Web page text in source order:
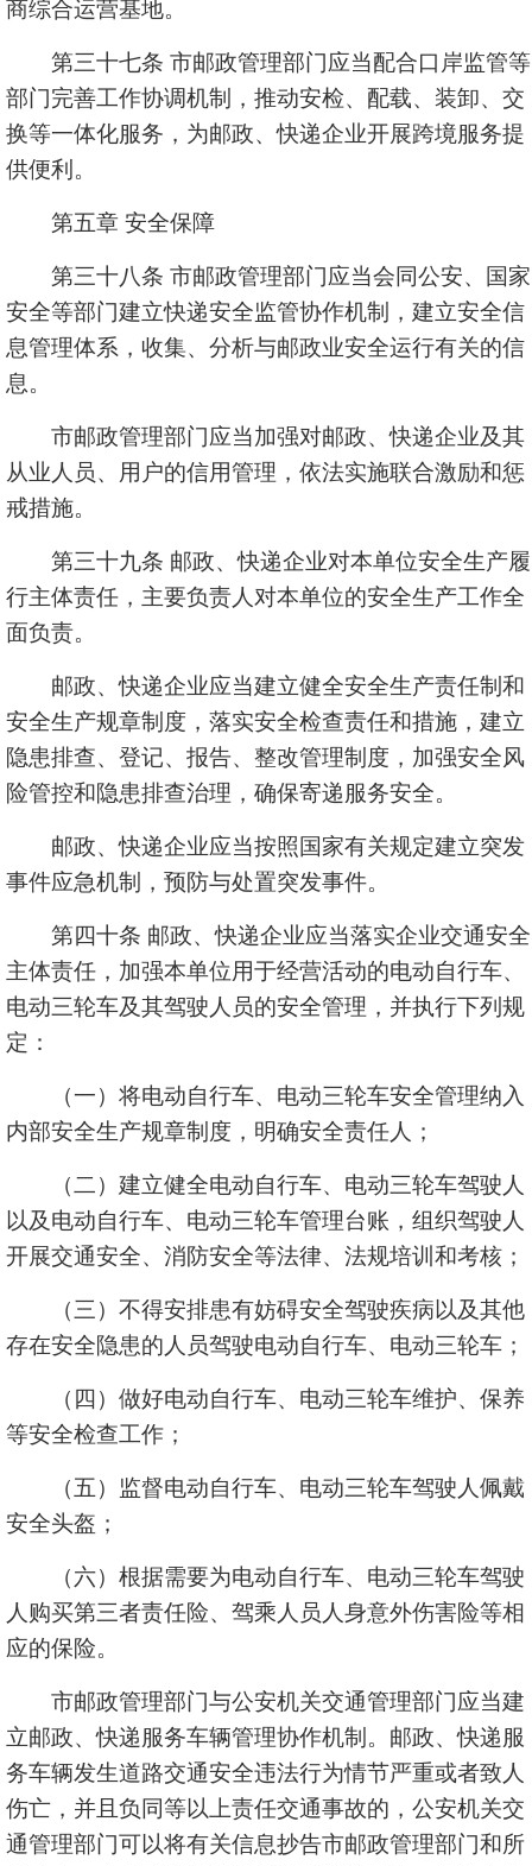
商综合运营基地。
第三十七条 市邮政管理部门应当配合口岸监管等
部门完善工作协调机制，推动安检、配载、装卸、交
换等一体化服务，为邮政、快递企业开展跨境服务提
供便利。
第五章 安全保障
第三十八条 市邮政管理部门应当会同公安、国家
安全等部门建立快递安全监管协作机制，建立安全信
息管理体系，收集、分析与邮政业安全运行有关的信
息。
市邮政管理部门应当加强对邮政、快递企业及其
从业人员、用户的信用管理，依法实施联合激励和惩
戒措施。
第三十九条 邮政、快递企业对本单位安全生产履
行主体责任，主要负责人对本单位的安全生产工作全
面负责。
邮政、快递企业应当建立健全安全生产责任制和
安全生产规章制度，落实安全检查责任和措施，建立
隐患排查、登记、报告、整改管理制度，加强安全风
险管控和隐患排查治理，确保寄递服务安全。
邮政、快递企业应当按照国家有关规定建立突发
事件应急机制，预防与处置突发事件。
第四十条 邮政、快递企业应当落实企业交通安全
主体责任，加强本单位用于经营活动的电动自行车、
电动三轮车及其驾驶人员的安全管理，并执行下列规
定：
（一）将电动自行车、电动三轮车安全管理纳入
内部安全生产规章制度，明确安全责任人；
（二）建立健全电动自行车、电动三轮车驾驶人
以及电动自行车、电动三轮车管理台账，组织驾驶人
开展交通安全、消防安全等法律、法规培训和考核；
（三）不得安排患有妨碍安全驾驶疾病以及其他
存在安全隐患的人员驾驶电动自行车、电动三轮车；
（四）做好电动自行车、电动三轮车维护、保养
等安全检查工作；
（五）监督电动自行车、电动三轮车驾驶人佩戴
安全头盔；
（六）根据需要为电动自行车、电动三轮车驾驶
人购买第三者责任险、驾乘人员人身意外伤害险等相
应的保险。
市邮政管理部门与公安机关交通管理部门应当建
立邮政、快递服务车辆管理协作机制。邮政、快递服
务车辆发生道路交通安全违法行为情节严重或者致人
伤亡，并且负同等以上责任交通事故的，公安机关交
通管理部门可以将有关信息抄告市邮政管理部门和所